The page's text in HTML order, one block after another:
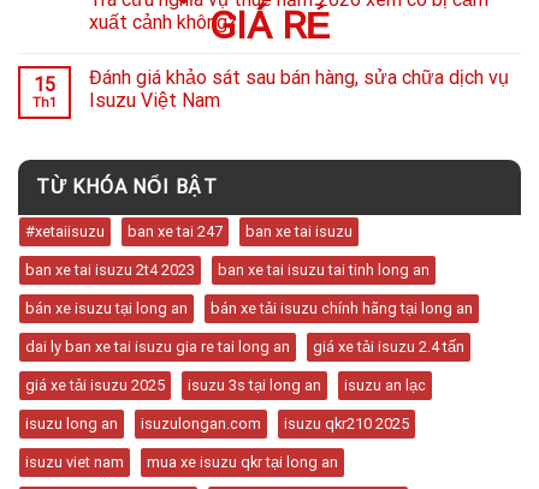
xuất cảnh không?
15
Th1
Đánh giá khảo sát sau bán hàng, sửa chữa dịch vụ
Isuzu Việt Nam
TỪ KHÓA NỔI BẬT
#xetaiisuzu ban xe tai 247 ban xe tai isuzu
ban xe tai isuzu 2t4 2023 ban xe tai isuzu tai tinh long an
bán xe isuzu tại long an bán xe tải isuzu chính hãng tại long an
dai ly ban xe tai isuzu gia re tai long an giá xe tải isuzu 2.4 tấn
giá xe tải isuzu 2025 isuzu 3s tại long an isuzu an lạc
isuzu long an isuzulongan.com isuzu qkr210 2025
isuzu viet nam mua xe isuzu qkr tại long an